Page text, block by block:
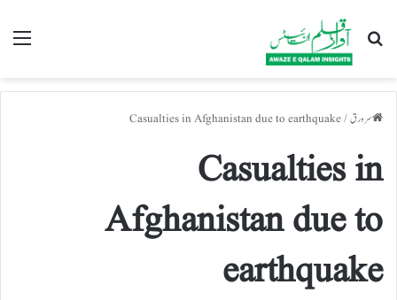
تلاش کریں
سرورق/
Casualties in Afghanistan due to earthquake
Casualties in
Afghanistan due to
earthquake